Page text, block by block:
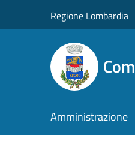
Regione Lombardia
Amministrazione